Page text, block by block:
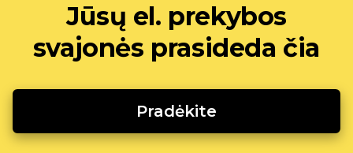
Jūsų el. prekybos
svajonės prasideda čia
Pradėkite